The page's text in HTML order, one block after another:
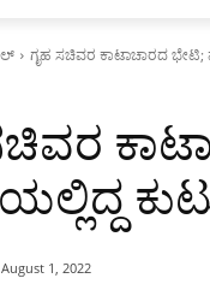
ಗೃಹ ಸಚಿವರ ಕಾಟಾಚಾರದ ಭೇಟಿ;
August 1, 2022